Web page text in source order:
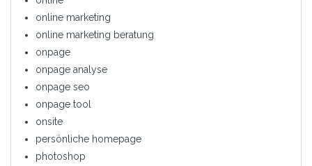
online marketing
online marketing beratung
onpage
onpage analyse
onpage seo
onpage tool
onsite
persönliche homepage
photoshop